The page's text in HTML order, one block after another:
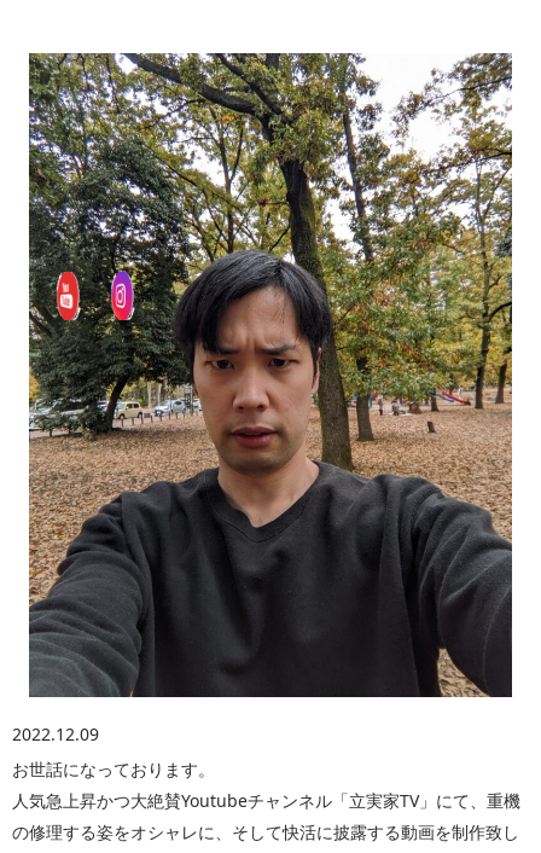
2022.12.09
お世話になっております。
人気急上昇かつ大絶賛Youtubeチャンネル「立実家TV」にて、重機
の修理する姿をオシャレに、そして快活に披露する動画を制作致し